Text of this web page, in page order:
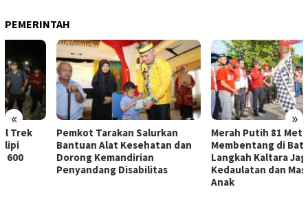
PEMERINTAH
« »
Pemkot Tarakan Salurkan
Bantuan Alat Kesehatan dan
Dorong Kemandirian
Penyandang Disabilitas
Merah Putih 81 Meter
Membentang di Batas Negeri:
Langkah Kaltara Jaga
Kedaulatan dan Masa Depan